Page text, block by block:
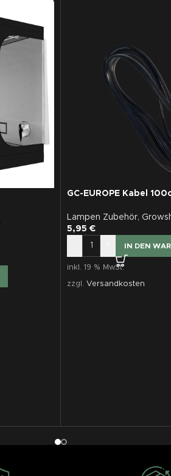
GC-EUROPE Kabel
Lampen Zubehör,
5,95 €
IN DEN
inkl. 19 % MwSt.
zzgl. Versandkosten